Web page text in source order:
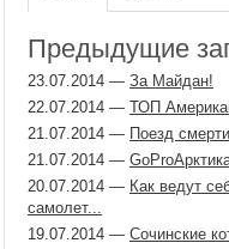
Предыдущие
23.07.2014 — За Майдан!
22.07.2014 — ТОП
21.07.2014 — Поезд
21.07.2014 —
20.07.2014 — Как ведут
самолет...
19.07.2014 — Сочинские